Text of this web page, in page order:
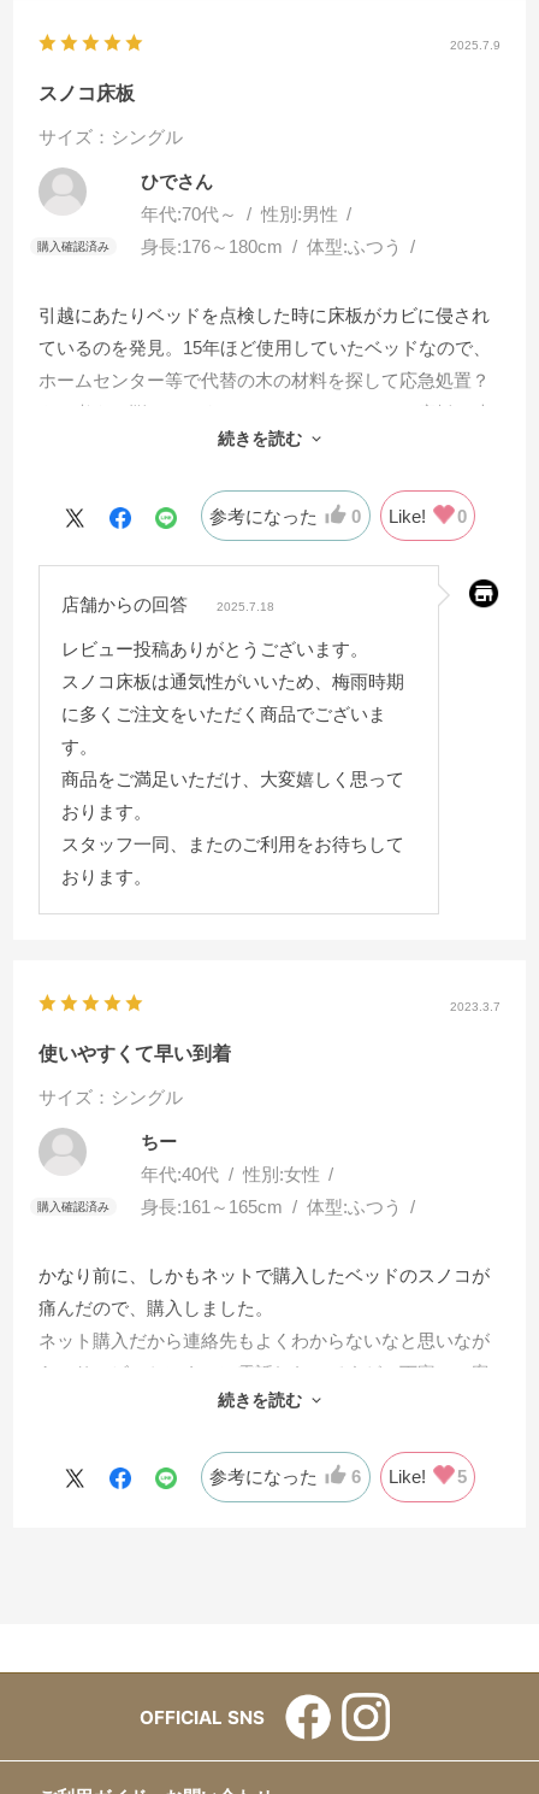
2025.7.9
スノコ床板
サイズ：シングル
ひでさん
年代:70代～ 性別:男性
身長:176～180cm 体型:ふつう
引越にあたりベッドを点検した時に床板がカビに侵され
ているのを発見。15年ほど使用していたベッドなので、
ホームセンター等で代替の木の材料を探して応急処置？
をと考えて悩んでいましたところ、スノコでの床板、寸
法もピッタリのものが御社のホームページにあるのを見
り適切な木材となり大変満足しています。コスパも良い
続きを読む
参考になった 0 Like! 0
店舗からの回答 2025.7.18
レビュー投稿ありがとうございます。
スノコ床板は通気性がいいため、梅雨時期
に多くご注文をいただく商品でございま
す。
商品をご満足いただけ、大変嬉しく思って
おります。
スタッフ一同、またのご利用をお待ちして
おります。
2023.3.7
使いやすくて早い到着
サイズ：シングル
ちー
年代:40代 性別:女性
身長:161～165cm 体型:ふつう
かなり前に、しかもネットで購入したベッドのスノコが
痛んだので、購入しました。
ネット購入だから連絡先もよくわからないなと思いなが
ら、サービスセンターに電話したのですが、丁寧にご案
内いただき、最終的に、スノコもネットで購入できまし
続きを読む
参考になった 6 Like! 5
OFFICIAL SNS